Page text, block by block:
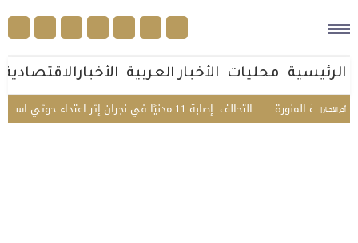
الرئيسية محليات الأخبار العربية الأخبارالاقتصادية
أخر الأخبار | التحالف: إصابة 11 مدنيًا في نجران إثر اعتداء حوثي استهدف الأعيان المدنية المنورة